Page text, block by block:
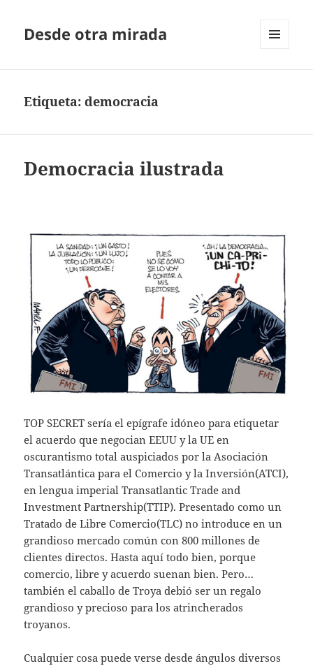
Desde otra mirada
Etiqueta:democracia
Democracia ilustrada
TOP SECRET sería el epígrafe idóneo para etiquetar
el acuerdo que negocian EEUU y la UE en
oscurantismo total auspiciados por la Asociación
Transatlántica para el Comercio y la Inversión(ATCI),
en lengua imperial Transatlantic Trade and
Investment Partnership(TTIP). Presentado como un
Tratado de Libre Comercio(TLC) no introduce en un
grandioso mercado común con 800 millones de
clientes directos. Hasta aquí todo bien, porque
comercio, libre y acuerdo suenan bien. Pero…
también el caballo de Troya debió ser un regalo
grandioso y precioso para los atrincherados
troyanos.
Cualquier cosa puede verse desde ángulos diversos